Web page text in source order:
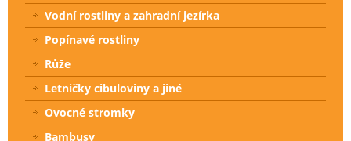
Vodní rostliny a zahradní jezírka
Popínavé rostliny
Růže
Letničky cibuloviny a jiné
Ovocné stromky
Bambusy